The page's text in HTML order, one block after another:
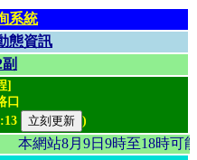
系統
態資訊
]
口
)
本網站8月9日9時至18